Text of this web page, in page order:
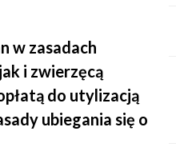
w zasadach
i zwierzęcą
do utylizacją
ubiegania się o